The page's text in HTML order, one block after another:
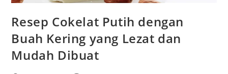
Resep Cokelat Putih dengan
Buah Kering yang Lezat dan
Mudah Dibuat